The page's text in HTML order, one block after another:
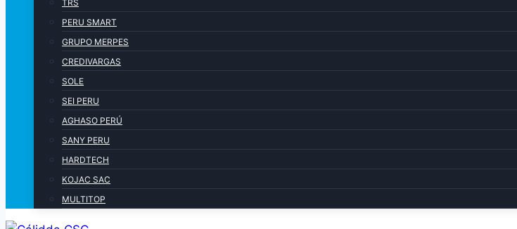
TRS
PERU SMART
GRUPO MERPES
CREDIVARGAS
SOLE
SEI PERU
AGHASO PERÚ
SANY PERU
HARDTECH
KOJAC SAC
MULTITOP